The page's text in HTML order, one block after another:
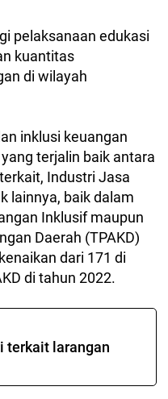
pelaksanaan edukasi
kuantitas
di wilayah
inklusi keuangan
terjalin baik antara
Industri Jasa
lainnya, baik dalam
Inklusif maupun
Daerah (TPAKD)
dari 171 di
di tahun 2022.
terkait larangan